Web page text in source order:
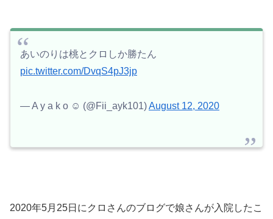
あいのりは桃とクロしか勝たん
pic.twitter.com/DvqS4pJ3jp
— A y a k o ☺︎ (@Fii_ayk101)August 12, 2020
2020年5月25日にクロさんのブログで娘さんが入院したこ